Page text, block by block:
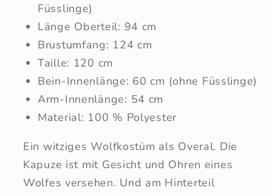
Füsslinge)
Länge Oberteil: 94 cm
Brustumfang: 124 cm
Taille: 120 cm
Bein-Innenlänge: 60 cm (ohne Füsslinge)
Arm-Innenlänge: 54 cm
Material: 100 % Polyester
Ein witziges Wolfkostüm als Overal. Die
Kapuze ist mit Gesicht und Ohren eines
Wolfes versehen. Und am Hinterteil